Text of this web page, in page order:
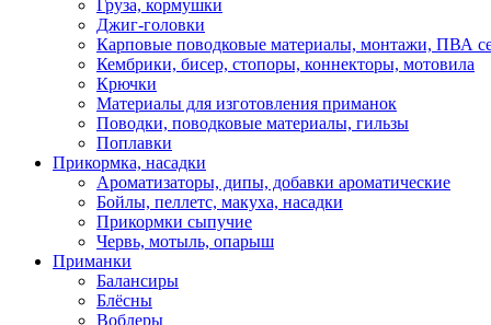
Груза, кормушки
Джиг-головки
Карповые поводковые материалы, монтажи, ПВА
Кембрики, бисер, стопоры, коннекторы, мотовила
Крючки
Материалы для изготовления приманок
Поводки, поводковые материалы, гильзы
Поплавки
Прикормка, насадки
Ароматизаторы, дипы, добавки ароматические
Бойлы, пеллетс, макуха, насадки
Прикормки сыпучие
Червь, мотыль, опарыш
Приманки
Балансиры
Блёсны
Воблеры